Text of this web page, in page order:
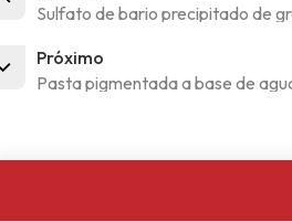
Sulfato de bario precipitado de
Próximo
Pasta pigmentada a base de